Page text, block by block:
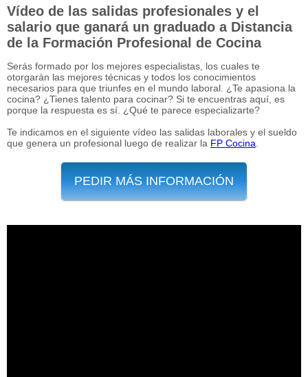
Vídeo de las salidas profesionales y el
salario que ganará un graduado a Distancia
de la Formación Profesional de Cocina
Serás formado por los mejores especialistas, los cuales te
otorgarán las mejores técnicas y todos los conocimientos
necesarios para que triunfes en el mundo laboral. ¿Te apasiona la
cocina? ¿Tienes talento para cocinar? Si te encuentras aquí, es
porque la respuesta es sí. ¿Qué te parece especializarte?
Te indicamos en el siguiente vídeo las salidas laborales y el sueldo
que genera un profesional luego de realizar la FP Cocina
PEDIR MÁS INFORMACIÓN